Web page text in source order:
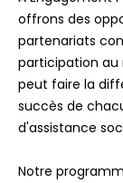
offrons des
partenariats
participation au
peut faire la
succès de
d'assistance
Notre